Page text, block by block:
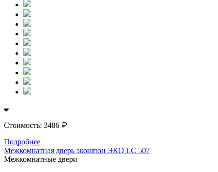
Стоимость: 3486 ₽
Подробнее
Межкомнатная дверь экошпон ЭКО LС 507
Межкомнатные двери